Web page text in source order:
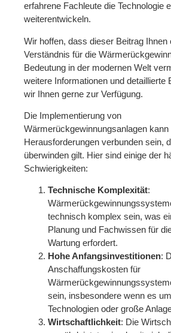
erfahrene Fachleute die Technologie
weiterentwickeln.
Wir hoffen, dass dieser Beitrag Ihnen
Verständnis für die
Bedeutung in der modernen Welt
weitere Informationen und detaillierte
wir Ihnen gerne zur Verfügung.
Die Implementierung von
Wärmerückgewinnungsanlagen
Herausforderungen verbunden sein,
überwinden gilt. Hier sind einige der
Schwierigkeiten:
Technische Komplexität:
technisch komplex sein, was
Planung und Fachwissen für
Wartung erfordert.
Hohe Anfangsinvestitionen:
Anschaffungskosten für
sein, insbesondere wenn es
Technologien oder große
Wirtschaftlichkeit: Die